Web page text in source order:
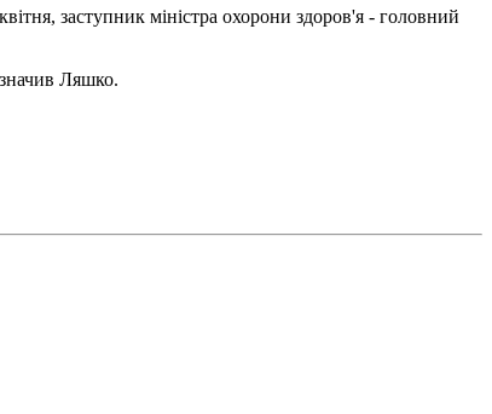
заступник міністра охорони здоров'я - головний
Ляшко.